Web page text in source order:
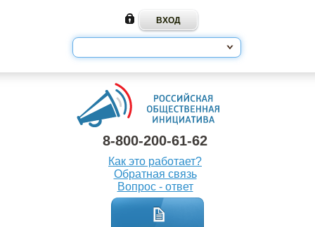
8-800-200-61-62
Как это работает?
Обратная связь
Вопрос - ответ